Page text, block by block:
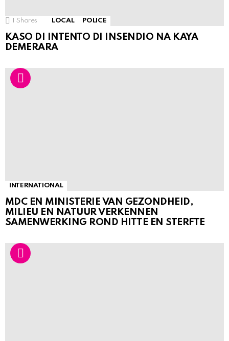
Shares LOCAL POLICE
KASO DI INTENTO DI INSENDIO NA KAYA
DEMERARA
INTERNATIONAL
MDC EN MINISTERIE VAN GEZONDHEID,
MILIEU EN NATUUR VERKENNEN
SAMENWERKING ROND HITTE EN STERFTE